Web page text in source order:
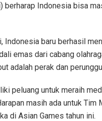
Indonesia bisa
Indonesia baru berhasil
emas dari cabang
adalah perak dan
peluang untuk meraih
masih ada untuk
di Asian Games tahun ini.